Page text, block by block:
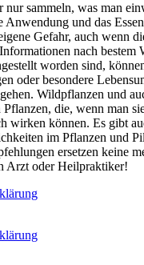
sammeln, was man
Anwendung und das
Gefahr, auch wenn
nach bestem
worden sind,
oder besondere
Wildpflanzen und
die, wenn man
wirken können. Es gibt
im Pflanzen und
ersetzen keine
Arzt oder Heilpraktiker!